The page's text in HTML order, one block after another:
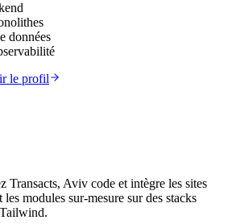
données
le profil
Transacts, Aviv code et intègre les sites
modules sur-mesure sur des stacks